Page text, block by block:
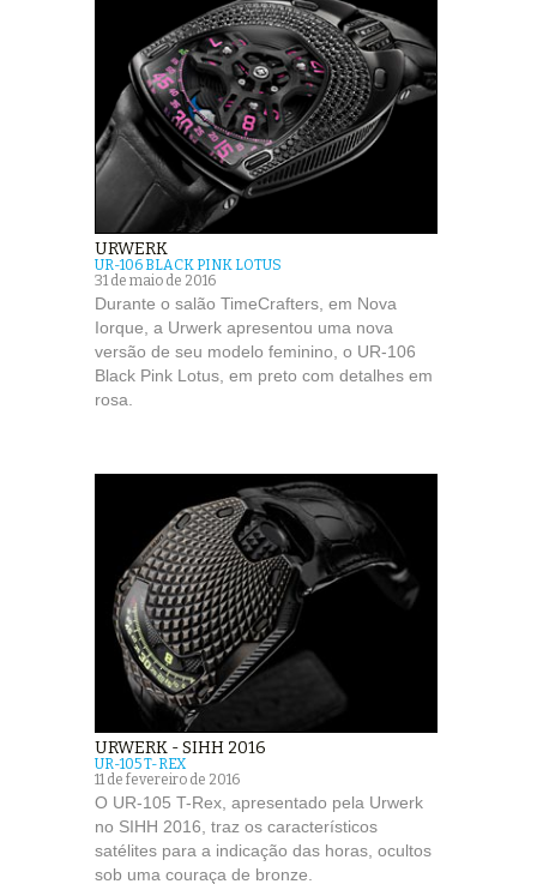
URWERK
UR-106 BLACK PINK LOTUS
31 de maio de 2016
Durante o salão TimeCrafters, em Nova
Iorque, a Urwerk apresentou uma nova
versão de seu modelo feminino, o UR-106
Black Pink Lotus, em preto com detalhes em
rosa.
URWERK - SIHH 2016
UR-105 T-REX
11 de fevereiro de 2016
O UR-105 T-Rex, apresentado pela Urwerk
no SIHH 2016, traz os característicos
satélites para a indicação das horas, ocultos
sob uma couraça de bronze.